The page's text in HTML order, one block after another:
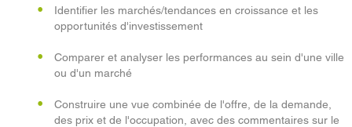
Identifier les marchés/tendances en croissance et les
opportunités d'investissement
Comparer et analyser les performances au sein d'une ville
ou d'un marché
Construire une vue combinée de l'offre, de la demande,
des prix et de l'occupation, avec des commentaires sur le